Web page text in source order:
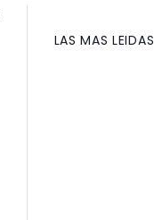
LAS MAS LEIDAS